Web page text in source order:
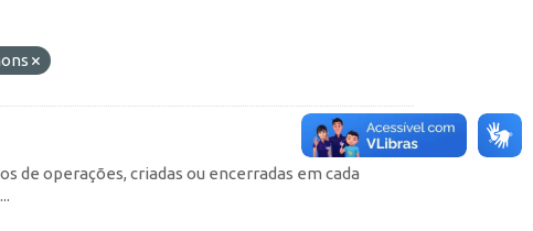
de operações, criadas ou encerradas em cada